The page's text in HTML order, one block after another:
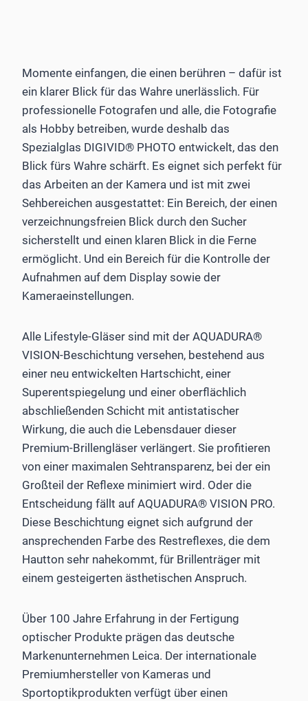
Momente einfangen, die einen berühren – dafür ist
ein klarer Blick für das Wahre unerlässlich. Für
professionelle Fotografen und alle, die Fotografie
als Hobby betreiben, wurde deshalb das
Spezialglas DIGIVID® PHOTO entwickelt, das den
Blick fürs Wahre schärft. Es eignet sich perfekt für
das Arbeiten an der Kamera und ist mit zwei
Sehbereichen ausgestattet: Ein Bereich, der einen
verzeichnungsfreien Blick durch den Sucher
sicherstellt und einen klaren Blick in die Ferne
ermöglicht. Und ein Bereich für die Kontrolle der
Aufnahmen auf dem Display sowie der
Kameraeinstellungen.
Alle Lifestyle-Gläser sind mit der AQUADURA®
VISION-Beschichtung versehen, bestehend aus
einer neu entwickelten Hartschicht, einer
Superentspiegelung und einer oberflächlich
abschließenden Schicht mit antistatischer
Wirkung, die auch die Lebensdauer dieser
Premium-Brillengläser verlängert. Sie profitieren
von einer maximalen Sehtransparenz, bei der ein
Großteil der Reflexe minimiert wird. Oder die
Entscheidung fällt auf AQUADURA® VISION PRO.
Diese Beschichtung eignet sich aufgrund der
ansprechenden Farbe des Restreflexes, die dem
Hautton sehr nahekommt, für Brillenträger mit
einem gesteigerten ästhetischen Anspruch.
Über 100 Jahre Erfahrung in der Fertigung
optischer Produkte prägen das deutsche
Markenunternehmen Leica. Der internationale
Premiumhersteller von Kameras und
Sportoptikprodukten verfügt über einen